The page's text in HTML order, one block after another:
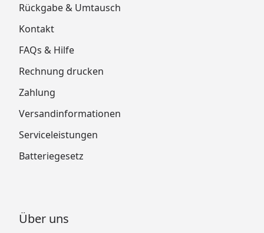
Rückgabe & Umtausch
Kontakt
FAQs & Hilfe
Rechnung drucken
Zahlung
Versandinformationen
Serviceleistungen
Batteriegesetz
Über uns